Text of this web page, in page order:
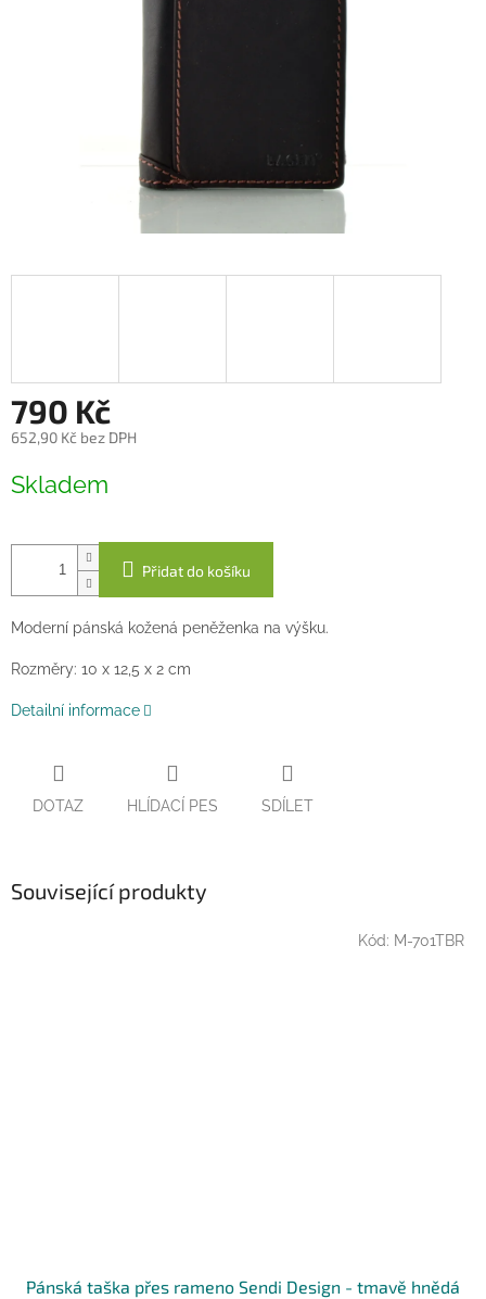
790 Kč
652,90 Kč bez DPH
cena:
Skladem
Přidat do košíku
Moderní pánská kožená peněženka na výšku.
Rozměry: 10 x 12,5 x 2 cm
Detailní informace
DOTAZ HLÍDACÍ PES SDÍLET
Související produkty
Pánská taška přes rameno Sendi Design - tmavě hnědá
Kód: M-701TBR